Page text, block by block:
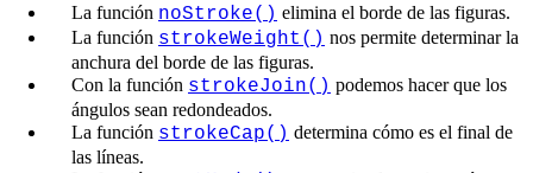
La función noStroke() elimina el borde de las figuras.
La función strokeWeight() nos permite determinar la
anchura del borde de las figuras.
Con la función strokeJoin() podemos hacer que los
ángulos sean redondeados.
La función strokeCap() determina cómo es el final de
las líneas.